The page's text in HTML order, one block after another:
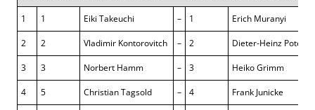
1 1 Eiki Takeuchi – 1 Erich Muranyi
2 2 Vladimir Kontorovitch – 2 Dieter-Heinz
3 3 Norbert Hamm – 3 Heiko Grimm
4 5 Christian Tagsold – 4 Frank Junicke